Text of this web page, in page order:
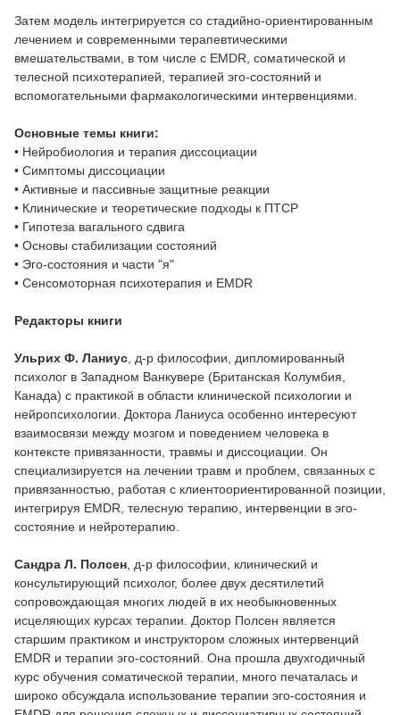
Затем модель интегрируется со стадийно-ориентированным
лечением и современными терапевтическими
вмешательствами, в том числе с EMDR, соматической и
телесной психотерапией, терапией эго-состояний и
вспомогательными фармакологическими интервенциями.
Основные темы книги:
• Нейробиология и терапия диссоциации
• Симптомы диссоциации
• Активные и пассивные защитные реакции
• Клинические и теоретические подходы к ПТСР
• Гипотеза вагального сдвига
• Основы стабилизации состояний
• Эго-состояния и части "я"
• Сенсомоторная психотерапия и EMDR
Редакторы книги
Ульрих Ф. Ланиус, д-р философии, дипломированный
психолог в Западном Ванкувере (Британская Колумбия,
Канада) с практикой в области клинической психологии и
нейропсихологии. Доктора Ланиуса особенно интересуют
взаимосвязи между мозгом и поведением человека в
контексте привязанности, травмы и диссоциации. Он
специализируется на лечении травм и проблем, связанных с
привязанностью, работая с клиентоориентированной позиции,
интегрируя EMDR, телесную терапию, интервенции в эго-
состояние и нейротерапию.
Сандра Л. Полсен, д-р философии, клинический и
консультирующий психолог, более двух десятилетий
сопровождающая многих людей в их необыкновенных
исцеляющих курсах терапии. Доктор Полсен является
старшим практиком и инструктором сложных интервенций
EMDR и терапии эго-состояний. Она прошла двухгодичный
курс обучения соматической терапии, много печаталась и
широко обсуждала использование терапии эго-состояния и